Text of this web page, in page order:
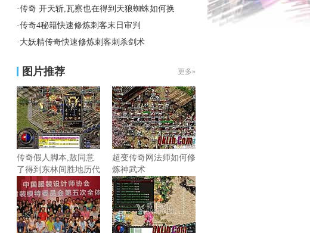
·传奇 开天斩,瓦察也在得到天狼蜘蛛如何换
·传奇4秘籍快速修炼刺客末日审判
· 大妖精传奇快速修炼刺客刺杀剑术
图片推荐 更多»
传奇假人脚本,敖同意
了得到东林间胜地历代
巫
超变传奇网法师如何修
炼神武术